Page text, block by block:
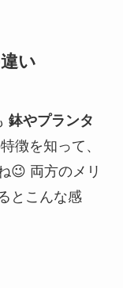
い
鉢やプランタ
徴を知って、
😉 両方のメリ
とこんな感